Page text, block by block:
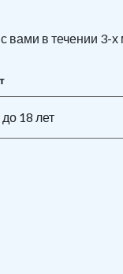
вами в течении 3-х
18 лет